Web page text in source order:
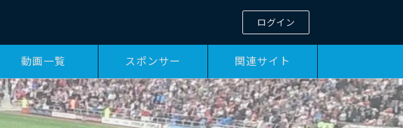
ログイン
動画一覧 スポンサー 関連サイト